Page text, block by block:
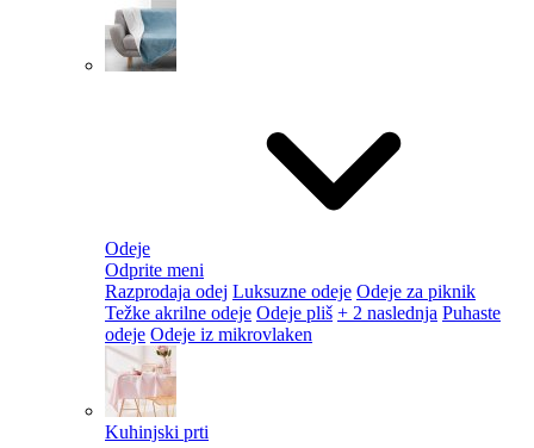
Odeje
Odprite meni
Razprodaja odej Luksuzne odeje Odeje za piknik
Težke akrilne odeje Odeje pliš + 2 naslednja Puhaste
odeje Odeje iz mikrovlaken
Kuhinjski prti